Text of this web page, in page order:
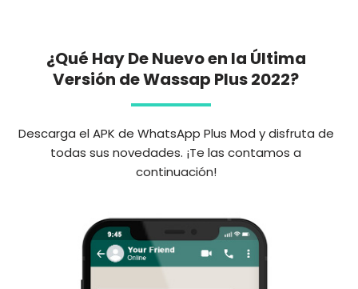
¿Qué Hay De Nuevo en la Última
Versión de Wassap Plus 2022?
Descarga el APK de WhatsApp Plus Mod y disfruta de
todas sus novedades. ¡Te las contamos a
continuación!